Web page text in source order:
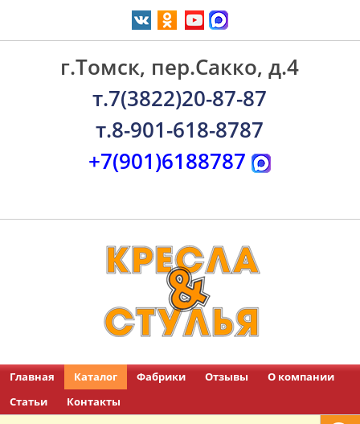
г.Томск, пер.Сакко, д.4
т.7(3822)20-87-87
т.8-901-618-8787
+7(901)6188787
Главная Каталог Фабрики Отзывы
О компании
Статьи
Контакты